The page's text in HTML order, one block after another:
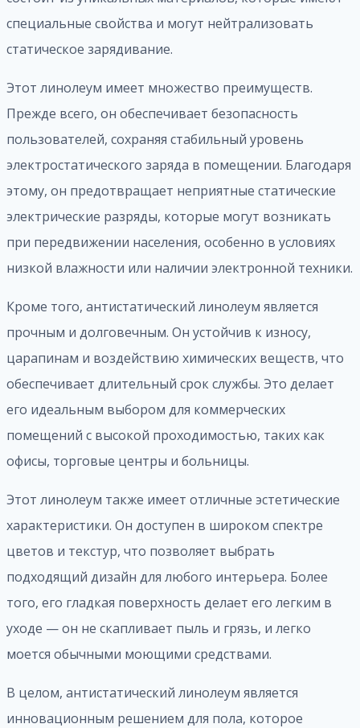
специальные свойства и могут нейтрализовать
статическое зарядивание.
Этот линолеум имеет множество преимуществ.
Прежде всего, он обеспечивает безопасность
пользователей, сохраняя стабильный уровень
электростатического заряда в помещении. Благодаря
этому, он предотвращает неприятные статические
электрические разряды, которые могут возникать
при передвижении населения, особенно в условиях
низкой влажности или наличии электронной техники.
Кроме того, антистатический линолеум является
прочным и долговечным. Он устойчив к износу,
царапинам и воздействию химических веществ, что
обеспечивает длительный срок службы. Это делает
его идеальным выбором для коммерческих
помещений с высокой проходимостью, таких как
офисы, торговые центры и больницы.
Этот линолеум также имеет отличные эстетические
характеристики. Он доступен в широком спектре
цветов и текстур, что позволяет выбрать
подходящий дизайн для любого интерьера. Более
того, его гладкая поверхность делает его легким в
уходе — он не скапливает пыль и грязь, и легко
моется обычными моющими средствами.
В целом, антистатический линолеум является
инновационным решением для пола, которое